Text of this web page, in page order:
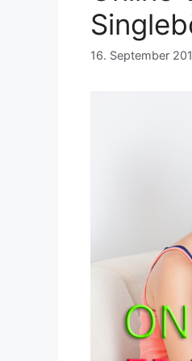
16. September